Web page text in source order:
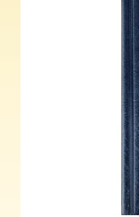
Aurinko
Auringon kirja- ja
Haluatko